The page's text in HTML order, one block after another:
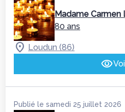
Madame Carmen
80 ans
Loudun (86)
Publié le samedi 25 juillet 2026